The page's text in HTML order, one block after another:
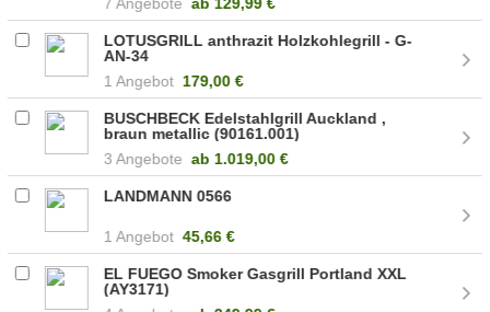
LOTUSGRILL anthrazit Holzkohlegrill - G-
AN-34
1 Angebot 179,00 €
BUSCHBECK Edelstahlgrill Auckland ,
braun metallic (90161.001)
3 Angebote ab 1.019,00 €
LANDMANN 0566
1 Angebot 45,66 €
EL FUEGO Smoker Gasgrill Portland XXL
(AY3171)